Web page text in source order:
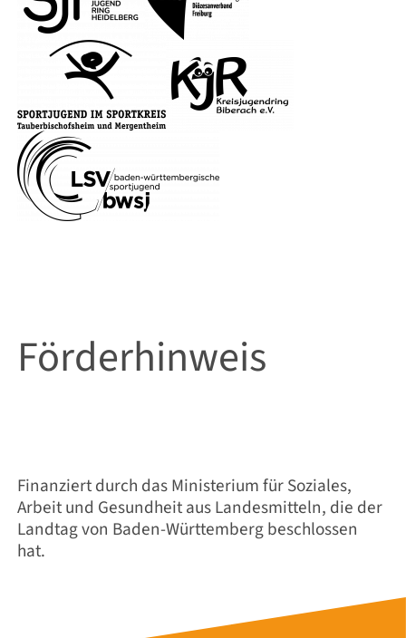
Förderhinweis
Finanziert durch das Ministerium für Soziales,
Arbeit und Gesundheit aus Landesmitteln, die der
Landtag von Baden-Württemberg beschlossen
hat.